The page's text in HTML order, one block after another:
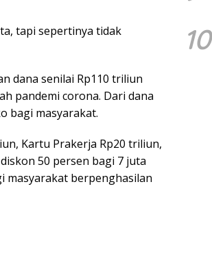
tapi sepertinya tidak
dana senilai Rp110 triliun
pandemi corona. Dari dana
bagi masyarakat.
Kartu Prakerja Rp20 triliun,
50 persen bagi 7 juta
masyarakat berpenghasilan
10